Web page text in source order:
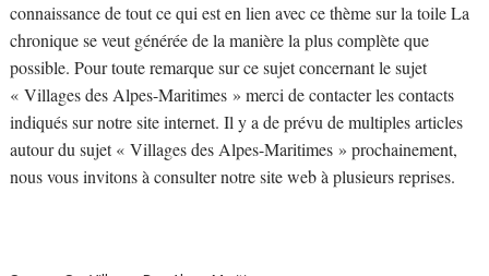
connaissance de tout ce qui est en lien avec ce thème sur la toile La
chronique se veut générée de la manière la plus complète que
possible. Pour toute remarque sur ce sujet concernant le sujet
« Villages des Alpes-Maritimes » merci de contacter les contacts
indiqués sur notre site internet. Il y a de prévu de multiples articles
autour du sujet « Villages des Alpes-Maritimes » prochainement,
nous vous invitons à consulter notre site web à plusieurs reprises.